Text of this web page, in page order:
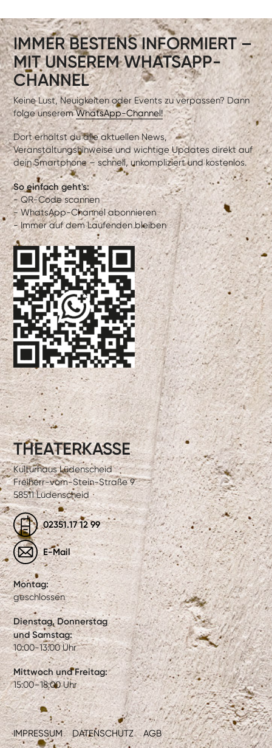
IMMER BESTENS INFORMIERT –
MIT UNSEREM WHATSAPP-
CHANNEL
Keine Lust, Neuigkeiten oder Events zu verpassen? Dann
folge unseremWhatsApp-Channel!
Dort erhältst du alle aktuellen News,
Veranstaltungshinweise und wichtige Updates direkt auf
dein Smartphone – schnell, unkompliziert und kostenlos.
So einfach geht's:
- QR-Code scannen
- WhatsApp-Channel abonnieren
- Immer auf dem Laufenden bleiben
IMPRESSUM DATENSCHUTZ AGB
THEATERKASSE
Kulturhaus Lüdenscheid
Freiherr-vom-Stein-Straße 9
58511 Lüdenscheid
02351.17 12 99
E-Mail
Montag:
geschlossen
Dienstag, Donnerstag
und Samstag:
10:00-13:00 Uhr
Mittwoch und Freitag:
15:00–18:00 Uhr